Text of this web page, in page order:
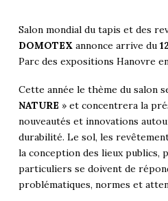
Salon mondial du tapis et des
DOMOTEXannonce arrive du
Parc des expositions Hanovre
Cette année le thème du salon
NATURE » et concentrera la
nouveautés et innovations
durabilité. Le sol, les
la conception des lieux publics,
particuliers se doivent de
problématiques, normes et